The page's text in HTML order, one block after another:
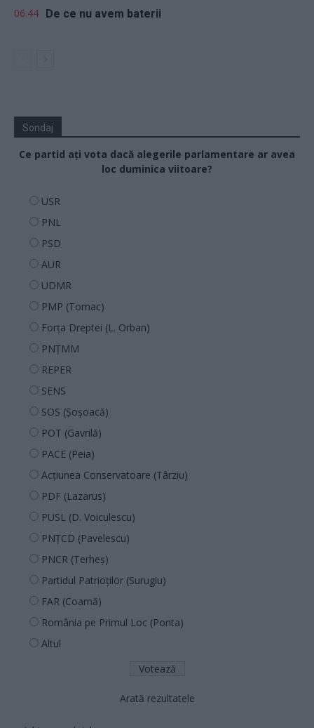
06.44 De ce nu avem baterii
Sondaj
Ce partid ați vota dacă alegerile parlamentare ar avea
loc duminica viitoare?
USR
PNL
PSD
AUR
UDMR
PMP (Tomac)
Forța Dreptei (L. Orban)
PNȚMM
REPER
SENS
SOS (Șoșoacă)
POT (Gavrilă)
PACE (Peia)
Acțiunea Conservatoare (Târziu)
PDF (Lazarus)
PUSL (D. Voiculescu)
PNȚCD (Pavelescu)
PNCR (Terheș)
Partidul Patrioților (Surugiu)
FAR (Coarnă)
România pe Primul Loc (Ponta)
Altul
Arată rezultatele